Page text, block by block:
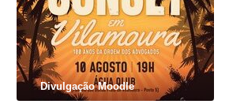
Divulgação Moodle